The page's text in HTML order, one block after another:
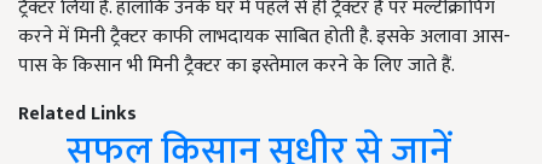
ट्रैक्टर लिया है. हालांकि उनके घर में पहले से ही ट्रैक्टर है पर मल्टीक्रॉपिंग
करने में मिनी ट्रैक्टर काफी लाभदायक साबित होती है. इसके अलावा आस-
पास के किसान भी मिनी ट्रैक्टर का इस्तेमाल करने के लिए जाते हैं.
Related Links